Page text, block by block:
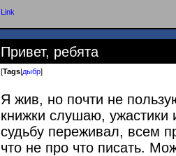
Link
Привет, ребята
[Tags|дыбр]
Я жив, но почти не
книжки слушаю, ужастики
судьбу переживал, всем
что не про что писать.